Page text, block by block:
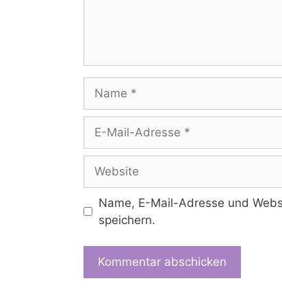
Mail-
Adresse
Name, E-Mail-Adresse und
speichern.